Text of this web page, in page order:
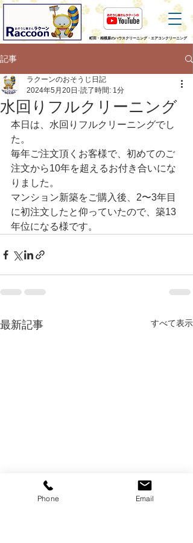
町田・相模原のハウスクリーニング・エアコンクリーニング
記事
水回りフルクリーニング
ラクーンのおそうじ日記
2024年5月20日 読了時間: 1分
本日は、水回りフルクリーニングでし
た。
毎年ご注文頂くお客様で、初めてのご
注文から10年を超えるお付き合いにな
りました。
マンション新築をご購入後、2〜3年目
に初注文したと仰っていたので、築13
年位になる様です。
最新記事 すべて表示
Phone Email